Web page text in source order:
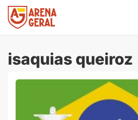
isaquias queiroz